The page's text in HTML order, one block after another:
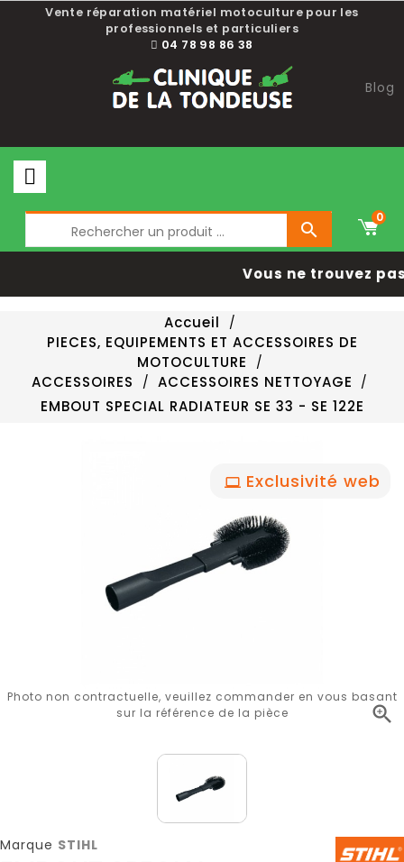
Vente réparation matériel motoculture pour les
professionnels et particuliers
04 78 98 86 38
Blog

0
Vous ne trouvez
Accueil
PIECES, EQUIPEMENTS ET ACCESSOIRES DE
MOTOCULTURE
ACCESSOIRES
ACCESSOIRES NETTOYAGE
EMBOUT SPECIAL RADIATEUR SE 33 - SE 122E
Exclusivité web

Photo non contractuelle, veuillez commander en vous basant
sur la référence de la pièce
Marque STIHL